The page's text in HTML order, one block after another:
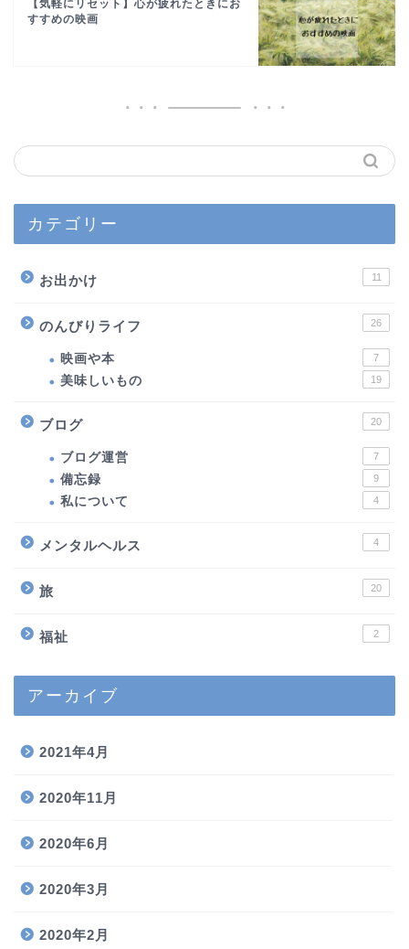
【気軽にリセット】心が疲れたときにお
すすめの映画
カテゴリー
お出かけ 11
のんびりライフ 26
映画や本 7
美味しいもの 19
ブログ 20
ブログ運営 7
備忘録 9
私について 4
メンタルヘルス 4
旅 20
福祉 2
アーカイブ
2021年4月
2020年11月
2020年6月
2020年3月
2020年2月